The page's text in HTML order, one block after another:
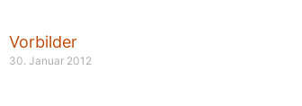
Vorbilder
30. Januar 2012